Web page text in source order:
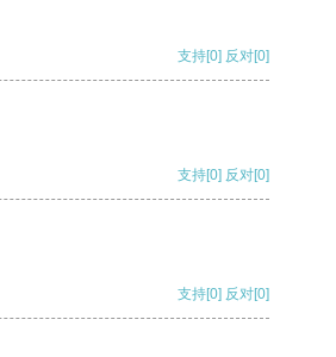
支持[0] 反对[0]
支持[0] 反对[0]
支持[0] 反对[0]